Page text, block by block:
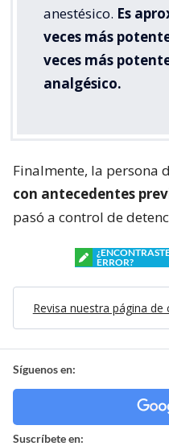
anestésico. Es
veces más
veces más
analgésico.
Finalmente, la persona
con antecedentes
pasó a control de
ERROR?
Revisa nuestra página de
Síguenos en:
Suscríbete en: